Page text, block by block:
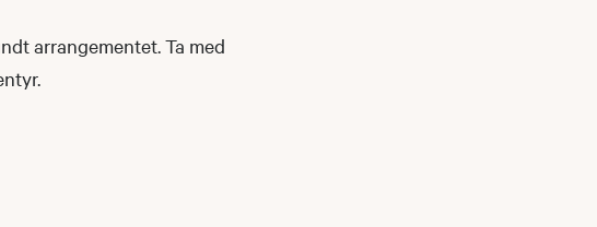
arrangementet. Ta med